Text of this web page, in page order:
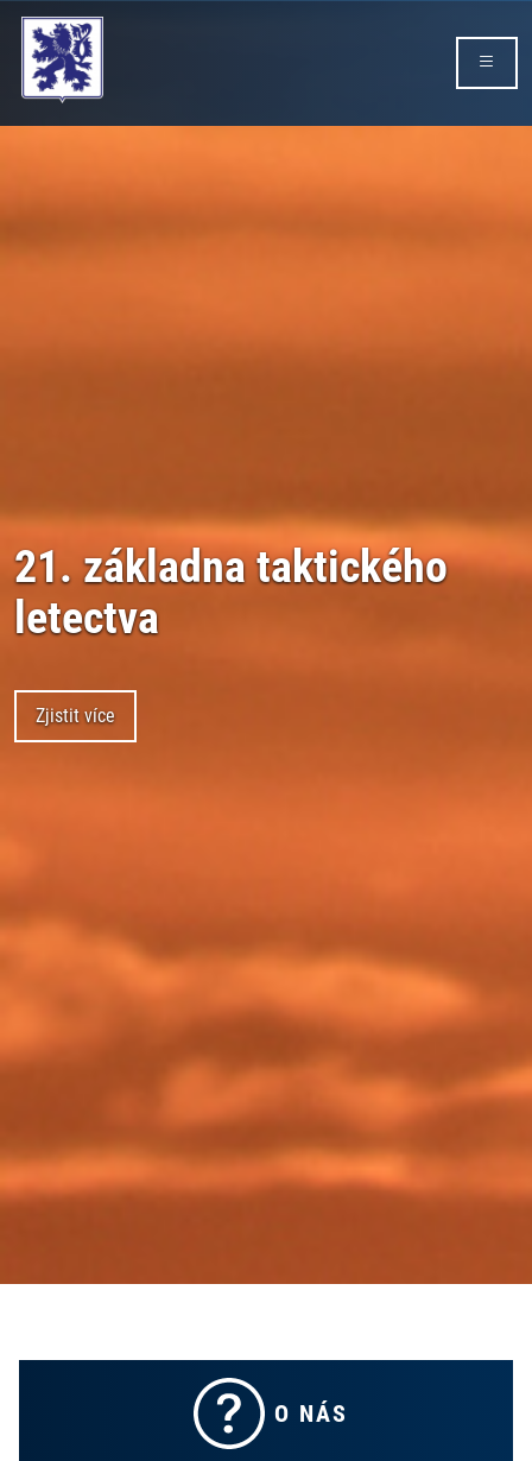
21. základna taktického
letectva
Zjistit více
O NÁS